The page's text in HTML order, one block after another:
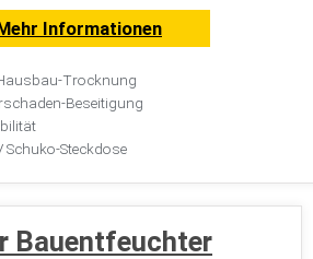
Mehr Informationen
Trocknung
Beseitigung
Schuko-Steckdose
Bauentfeuchter